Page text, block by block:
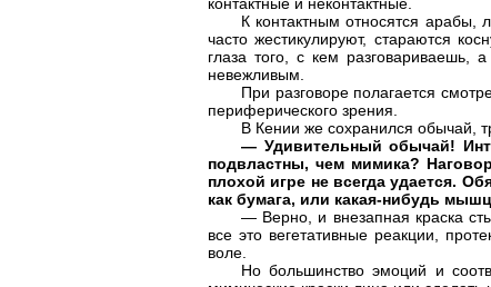
контактные и неконтактные.
К контактным относятся
часто жестикулируют, стараются
глаза того, с кем разговариваешь,
невежливым.
При разговоре полагается
периферического зрения.
В Кении же сохранился обычай,
— Удивительный обычай!
подвластны, чем мимика?
плохой игре не всегда удается.
как бумага, или какая-нибудь
— Верно, и внезапная краска
все это вегетативные реакции,
воле.
Но большинство эмоций и